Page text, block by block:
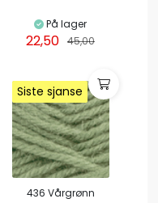
På lager
22,50 45,00
Siste sjanse
Siste sjanse
Siste sjanse
436 Vårgrønn